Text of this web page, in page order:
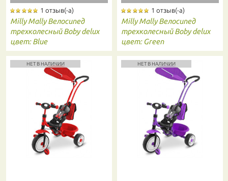
1 отзыв(-а)
Milly Mally Велосипед
трехколесный Boby delux
цвет: Blue
1 отзыв(-а)
Milly Mally Велосипед
трехколесный Boby delux
цвет: Green
НЕТ В НАЛИЧИИ НЕТ В НАЛИЧИИ